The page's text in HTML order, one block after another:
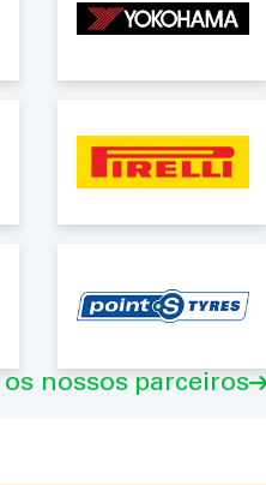
nossos parceiros